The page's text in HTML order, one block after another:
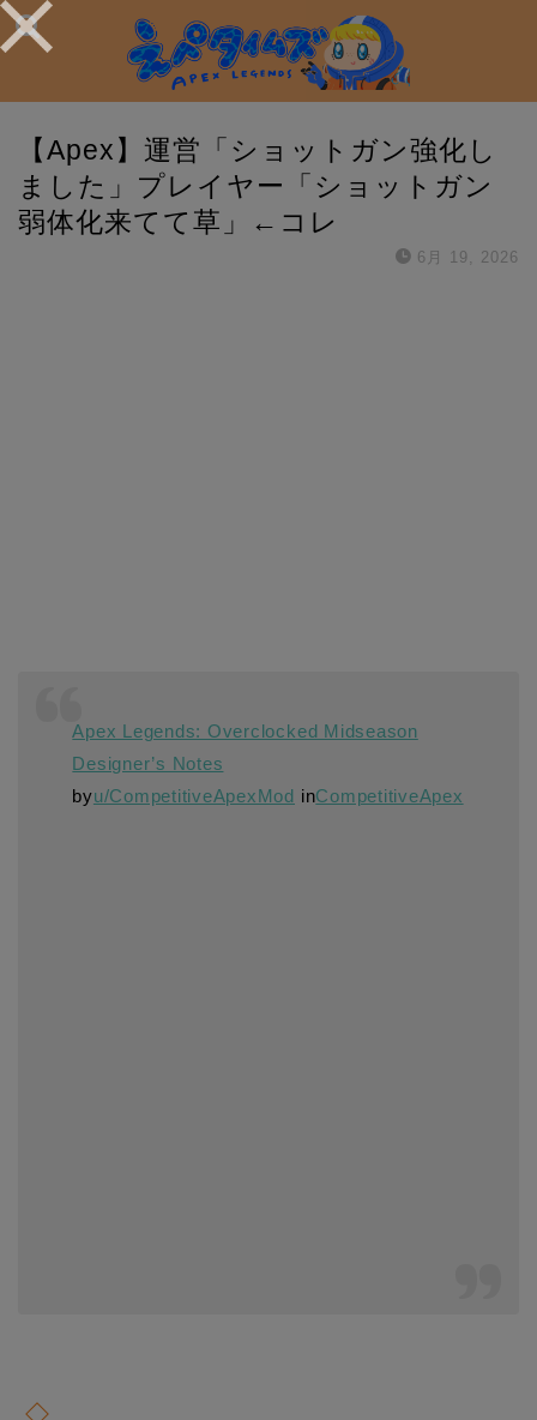
【Apex】運営「ショットガン強化し
ました」プレイヤー「ショットガン
弱体化来てて草」←コレ
6月 19, 2026
Apex Legends: Overclocked Midseason
Designer’s Notes
byu/CompetitiveApexMod inCompetitiveApex